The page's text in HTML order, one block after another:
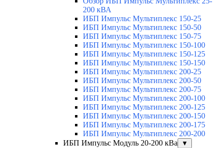
200 кВА
ИБП Импульс Мультиплекс 150-25
ИБП Импульс Мультиплекс 150-50
ИБП Импульс Мультиплекс 150-75
ИБП Импульс Мультиплекс 150-100
ИБП Импульс Мультиплекс 150-125
ИБП Импульс Мультиплекс 150-150
ИБП Импульс Мультиплекс 200-25
ИБП Импульс Мультиплекс 200-50
ИБП Импульс Мультиплекс 200-75
ИБП Импульс Мультиплекс 200-100
ИБП Импульс Мультиплекс 200-125
ИБП Импульс Мультиплекс 200-150
ИБП Импульс Мультиплекс 200-175
ИБП Импульс Мультиплекс 200-200
ИБП Импульс Модуль 20-200 кВа
▼